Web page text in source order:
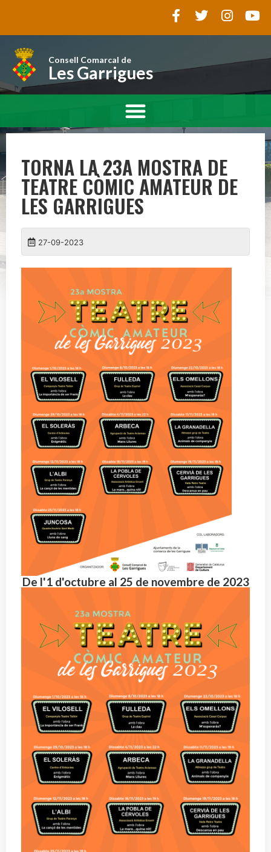
Consell Comarcal de
Les Garrigues
TORNA LA 23A MOSTRA DE
TEATRE CÒMIC AMATEUR DE
LES GARRIGUES
27-09-2023
De l'1 d'octubre al 25 de novembre de 2023